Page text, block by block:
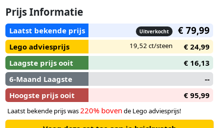
schurk te onthullen! Inclusief 2 minifiguren met een wapen
en accessoire-elementen: Shaggy en de Ruiter zonder Hoofd
/Elwood Crane, plus Scooby-Doo (zittende versie).
Prijs Informatie
Laatst bekende prijs Uitverkocht € 79,99
Lego adviesprijs 19,52 ct/steen
€ 24,99
Laagste prijs ooit
€ 16,13
6-Maand Laagste
--
Hoogste prijs ooit
€ 95,99
Laatst bekende prijs was220% boven de Lego adviesprijs!